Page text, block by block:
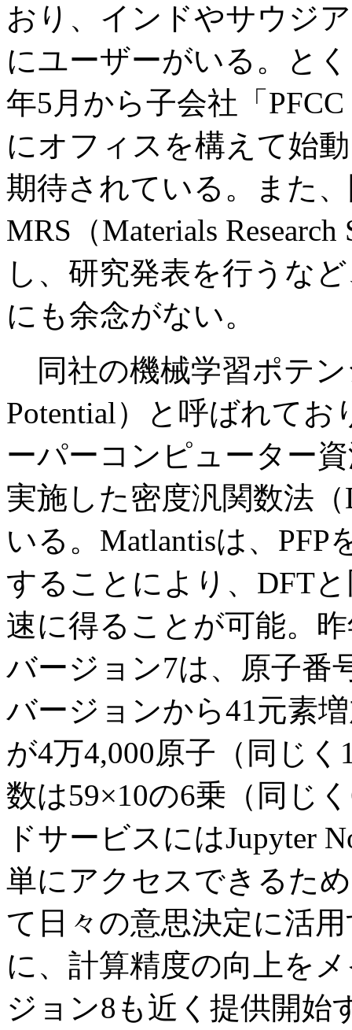
おり、インドやサウジ
にユーザーがいる。と
年5月から子会社「
にオフィスを構えて始
期待されている。また
MRS（Materials
し、研究発表を行うな
にも余念がない。
同社の機械学習ポテン
Potential）と呼ばれて
ーパーコンピューター
実施した密度汎関数法
いる。Matlantisは、
することにより、DFT
速に得ることが可能。
バージョン7は、原子番
バージョンから41元素
が4万4,000原子（同じ
数は59×10の6乗（同じ
ドサービスにはJupyter
単にアクセスできるた
て日々の意思決定に活
に、計算精度の向上を
ジョン8も近く提供開始